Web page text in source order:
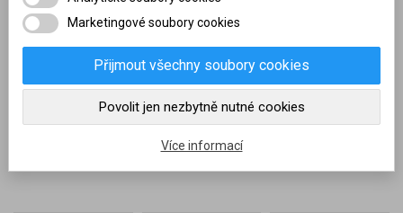
která ale není jen o oblečení. Naše trička, kraťasy, tepláky z
perfektního materiálua vybraných střihů tě prostěpřinutí k
. Nestačí se ale jen hýbat, je čas začít nad pohybem i
přemýšlet. www.feeney.cz Vše skladem za výhodné ceny.
účet přeřazen do jiné
skupiny:
Marketingové soubory cookies
Přijmout všechny soubory cookies
Povolit jen nezbytně nutné cookies
Více informací